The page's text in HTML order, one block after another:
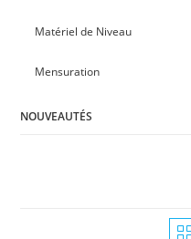
Matériel de Niveau
Mensuration
NOUVEAUTÉS